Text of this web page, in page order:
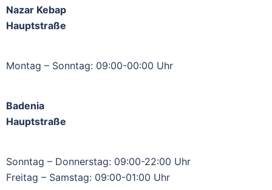
Nazar Kebap
Hauptstraße
Montag – Sonntag: 09:00-00:00 Uhr
Badenia
Hauptstraße
Sonntag – Donnerstag: 09:00-22:00 Uhr
Freitag – Samstag: 09:00-01:00 Uhr